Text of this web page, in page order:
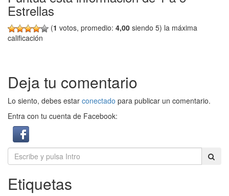
Estrellas
(1 votos, promedio: 4,00 siendo 5) la máxima
calificación
Deja tu comentario
Lo siento, debes estar conectado para publicar un comentario.
Entra con tu cuenta de Facebook:
Etiquetas